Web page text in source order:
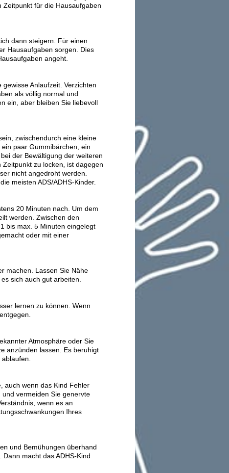
Zeitpunkt für die Hausaufgaben
dann steigern. Für einen
Hausaufgaben sorgen. Dies
angeht.
Anlaufzeit. Verzichten
als völlig normal und
ein, aber bleiben Sie liebevoll
zwischendurch eine kleine
paar Gummibärchen, ein
der Bewältigung der weiteren
zu locken, ist dagegen
nicht angedroht werden.
meisten ADS/ADHS-Kinder.
20 Minuten nach.
Um dem
werden. Zwischen den
bis max. 5 Minuten eingelegt
oder mit einer
machen. Lassen Sie Nähe
sich auch gut arbeiten.
lernen zu können. Wenn
Atmosphäre oder Sie
anzünden lassen. Es beruhigt
auch wenn das Kind Fehler
vermeiden Sie genervte
wenn es an
Ihres
und Bemühungen überhand
macht das ADHS-Kind